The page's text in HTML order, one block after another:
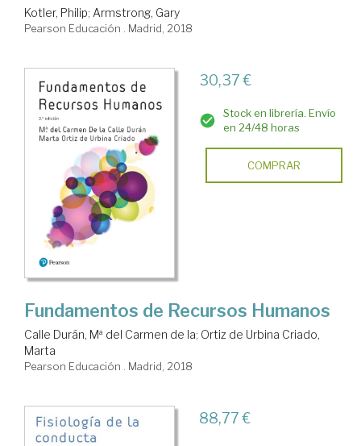
Kotler, Philip; Armstrong, Gary
Pearson Educación . Madrid, 2018
30,37 €
Stock en librería. Envío
en 24/48 horas
COMPRAR
Fundamentos de Recursos Humanos
Calle Durán, Mª del Carmen de la; Ortiz de Urbina Criado,
Marta
Pearson Educación . Madrid, 2018
88,77 €